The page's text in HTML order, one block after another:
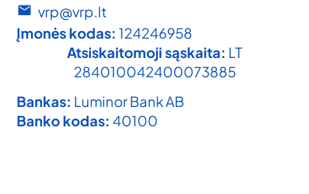
vrp@vrp.lt
Įmonės kodas: 124246958
Atsiskaitomoji sąskaita: LT
284010042400073885
Bankas: Luminor Bank AB
Banko kodas: 40100